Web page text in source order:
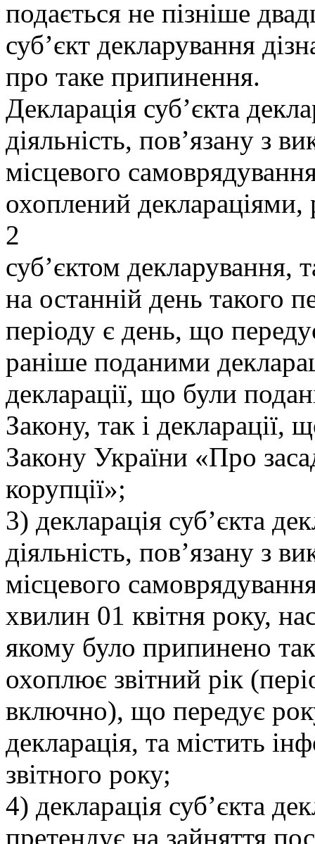
подається не пізніше
суб’єкт декларування
про таке припинення.
Декларація суб’єкта
діяльність, пов’язану з
місцевого
охоплений
2
суб’єктом декларування,
на останній день такого
періоду є день, що
раніше поданими
декларації, що були
Закону, так і декларації,
Закону України «Про
корупції»;
3) декларація суб’єкта
діяльність, пов’язану з
місцевого
хвилин 01 квітня року,
якому було припинено
охоплює звітний рік
включно), що передує
декларація, та містить
звітного року;
4) декларація суб’єкта
претендує на зайняття